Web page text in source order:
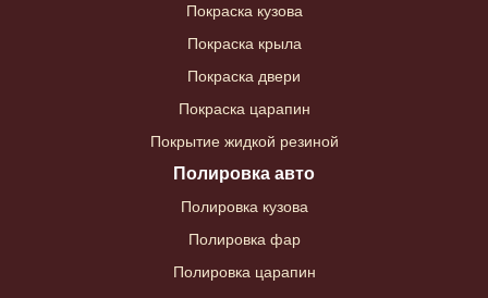
Покраска кузова
Покраска крыла
Покраска двери
Покраска царапин
Покрытие жидкой резиной
Полировка авто
Полировка кузова
Полировка фар
Полировка царапин